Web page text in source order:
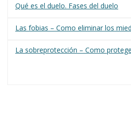
Qué es el duelo. Fases del duelo
Las fobias – Como eliminar los
La sobreprotección – Como